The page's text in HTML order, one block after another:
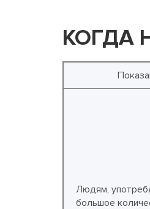
КОГДА
Людям,
большое